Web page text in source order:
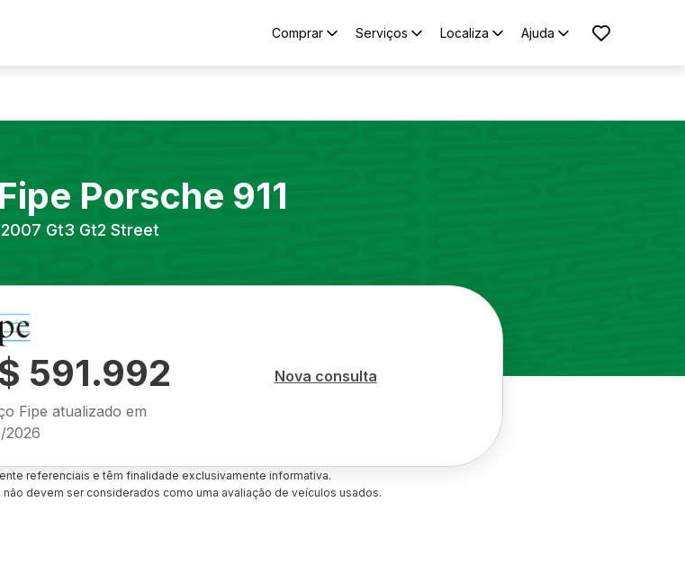
Comprar Serviços Localiza Ajuda
Porsche 911
2007 Gt3 Gt2 Street
591.992
Fipe atualizado em
2026
Nova consulta
referenciais e têm finalidade exclusivamente informativa.
devem ser considerados como uma avaliação de veículos usados.